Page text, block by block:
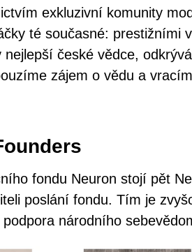
exkluzivní komunity
té současné: prestižními
nejlepší české vědce,
zájem o vědu a
fondu Neuron stojí pět
poslání fondu. Tím je
národního